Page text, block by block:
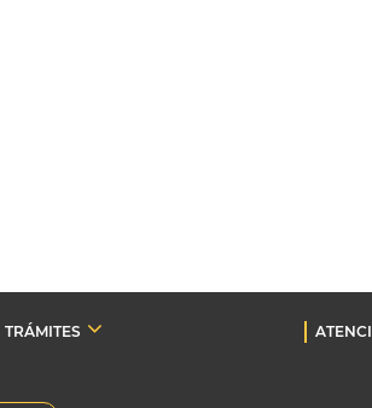
TRÁMITES